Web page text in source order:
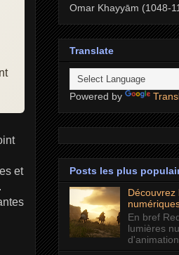
et
Omar Khayyām (1048-
Translate
Powered by
Posts les plus
Découvrez
En bref
lumières